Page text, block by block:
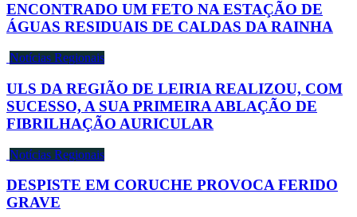
ENCONTRADO UM FETO NA ESTAÇÃO DE
ÁGUAS RESIDUAIS DE CALDAS DA RAINHA
Notícias Regionais
ULS DA REGIÃO DE LEIRIA REALIZOU, COM
SUCESSO, A SUA PRIMEIRA ABLAÇÃO DE
FIBRILHAÇÃO AURICULAR
Notícias Regionais
DESPISTE EM CORUCHE PROVOCA FERIDO
GRAVE